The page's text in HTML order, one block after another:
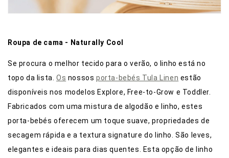
Roupa de cama - Naturally Cool
Se procura o melhor tecido para o verão, o linho está no
topo da lista. Os nossosporta-bebés Tula Linen estão
disponíveis nos modelos Explore, Free-to-Grow e Toddler.
Fabricados com uma mistura de algodão e linho, estes
porta-bebés oferecem um toque suave, propriedades de
secagem rápida e a textura signature do linho. São leves,
elegantes e ideais para dias quentes. Esta opção de linho